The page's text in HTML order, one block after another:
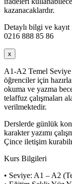
kazanacaklardır.
Detaylı bilgi ve kayıt
0216 888 85 86
x
A1-A2 Temel
öğrenciler için
okuma ve yazma
telaffuz çalışmaları
verilmektedir.
Derslerde günlük
karakter yazımı
Çince iletişim
Kurs Bilgileri
• Seviye: A1 – A2